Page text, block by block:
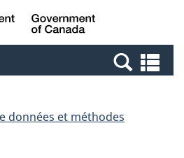
Passer
au
Passer
à
Canada
et
données et méthodes